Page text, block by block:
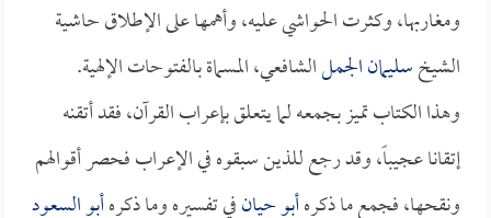
ومغاربها، وكثرت الحواشي عليه، وأهمها على الإطلاق حاشية
الشيخسليمان الجملالشافعي، المسماة بالفتوحات الإلهية.
وهذا الكتاب تميز بجمعه لما يتعلق بإعراب القرآن، فقد أتقنه
إتقانا عجيباً، وقد رجع للذين سبقوه في الإعراب فحصر أقوالهم
ونقحها، فجمع ما ذكرهأبو حيانفي تفسيره وما ذكرهأبو السعود